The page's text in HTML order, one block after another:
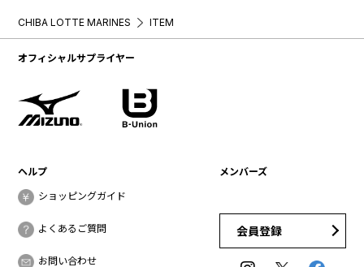
CHIBA LOTTE MARINES ITEM
オフィシャルサプライヤー
ヘルプ
ショッピングガイド
よくあるご質問
お問い合わせ
メンバーズ
会員登録